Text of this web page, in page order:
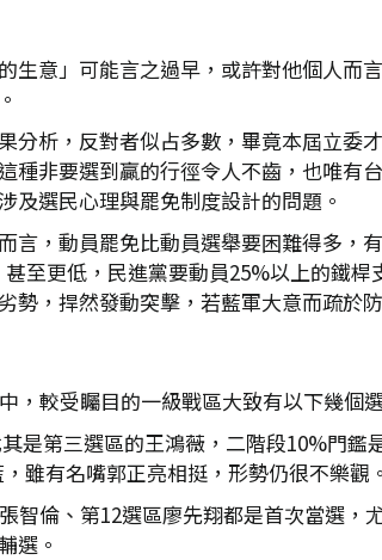
生意」可能言之過早，或許對他個人
分析，反對者似占多數，畢竟本屆立
種非要選到贏的行徑令人不齒，也唯
及選民心理與罷免制度設計的問題。
言，動員罷免比動員選舉要困難得多
至更低，民進黨要動員25%以上的鐵
勢，捍然發動突擊，若藍軍大意而疏於
，較受矚目的一級戰區大致有以下幾個
是第三選區的王鴻薇，二階段10%門
雖有名嘴郭正亮相挺，形勢仍很不樂
智倫、第12選區廖先翔都是首次當選
選。